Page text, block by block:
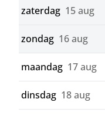
zaterdag 15 aug
zondag 16 aug
maandag 17 aug
dinsdag 18 aug